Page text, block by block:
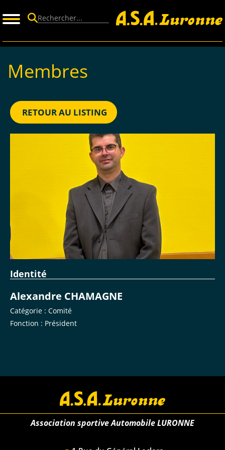
Membres
RETOUR AU LISTING
Identité
Alexandre CHAMAGNE
Catégorie : Comité
Fonction : Président
Association sportive Automobile LURONNE